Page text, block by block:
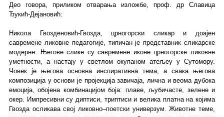
Део говора, приликом отварања изложбе, проф. др Славица
Ђукић-Дејановић:
Никола Гвозденовић-Гвозда, црногорски сликар и доајен
савремене ликовне педагогије, типичан је представник сликарске
модерне. Његове слике су савремене иконе црногорске ликовне
уметности, а настају у светлом окупаном атељеу у Сутомору.
Човек је његова основна инспиративна тема, а свака његова
композиција у основи је пројекција завичаја, лична и веома дубока
емоција, обојена комбинацијом боја: плаве, љубичасте, зелене и
окер. Импресивни су диптиси, триптиси и велика платна на којима
Гвозда осликава свој ликовно–поетски универзум. Животне теме,